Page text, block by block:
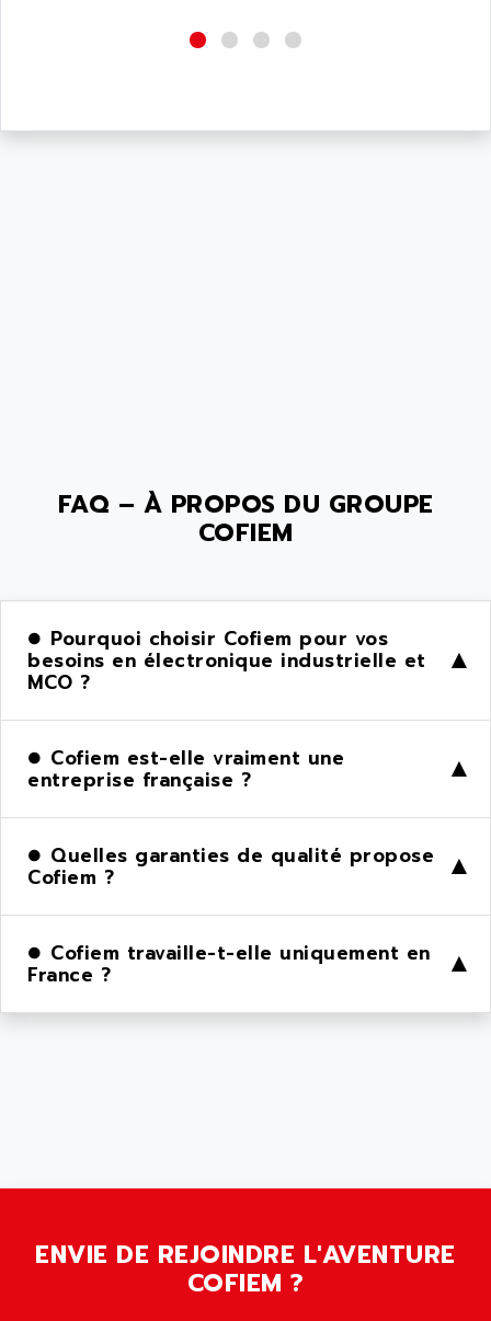
FAQ – À PROPOS DU GROUPE
COFIEM
Pourquoi choisir Cofiem pour vos
besoins en électronique industrielle et
MCO ?
▶
Cofiem est-elle vraiment une
entreprise française ? ▶
Quelles garanties de qualité propose
Cofiem ? ▶
Cofiem travaille-t-elle uniquement en
France ? ▶
ENVIE DE REJOINDRE L'AVENTURE
COFIEM ?